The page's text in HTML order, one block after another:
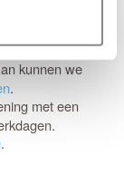
eenvoudig zelf
uitkomt.
kunnen we
.
met een
.